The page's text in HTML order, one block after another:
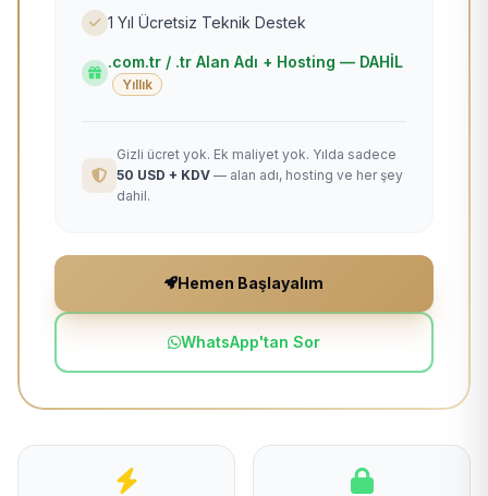
1 Yıl Ücretsiz Teknik Destek
.com.tr / .tr Alan Adı + Hosting — DAHİL
Yıllık
Gizli ücret yok. Ek maliyet yok. Yılda sadece
50 USD + KDV — alan adı, hosting ve her şey
dahil.
Hemen Başlayalım
WhatsApp'tan Sor